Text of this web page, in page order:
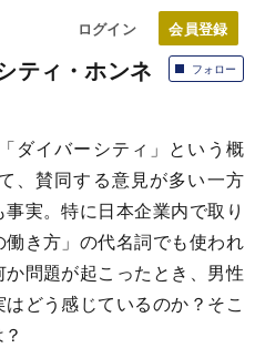
ログイン
フォロー
ティ・ホンネ
ダイバーシティ」という概
、賛同する意見が多い一方
実。特に日本企業内で取り
き方」の代名詞でも使われ
問題が起こったとき、男性
どう感じているのか？そこ